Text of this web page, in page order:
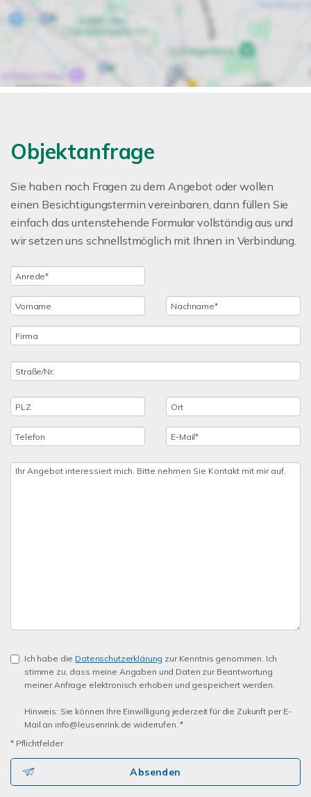
Objektanfrage
Sie haben noch Fragen zu dem Angebot oder wollen
einen Besichtigungstermin vereinbaren, dann füllen Sie
einfach das untenstehende Formular vollständig aus und
wir setzen uns schnellstmöglich mit Ihnen in Verbindung.
Ich habe die Datenschutzerklärung zur Kenntnis genommen. Ich
stimme zu, dass meine Angaben und Daten zur Beantwortung
meiner Anfrage elektronisch erhoben und gespeichert werden.
Hinweis: Sie können Ihre Einwilligung jederzeit für die Zukunft per E-
Mail an info@leusenrink.de widerrufen. *
* Pflichtfelder
Absenden